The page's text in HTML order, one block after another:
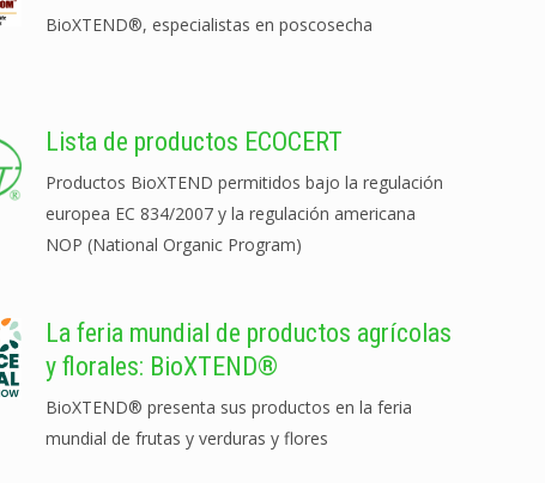
BioXTEND®, especialistas en poscosecha
Lista de productos ECOCERT
Productos BioXTEND permitidos bajo la regulación
europea EC 834/2007 y la regulación americana
NOP (National Organic Program)
La feria mundial de productos agrícolas
y florales: BioXTEND®
BioXTEND® presenta sus productos en la feria
mundial de frutas y verduras y flores